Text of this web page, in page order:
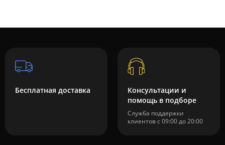
Бесплатная доставка
Консультации и
помощь в подборе
Служба поддержки
клиентов с 09:00 до 20:00